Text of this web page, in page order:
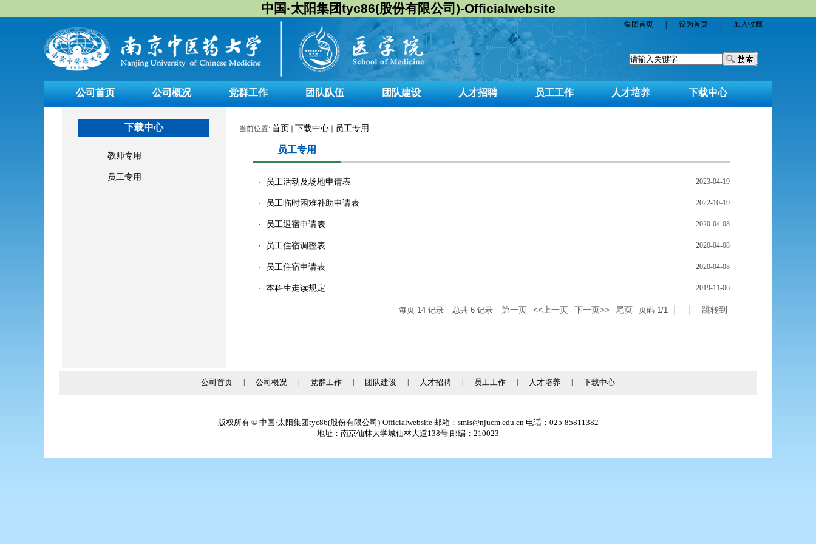
中国·太阳集团tyc86(股份有限公司)-Officialwebsite
集团首页 设为首页 加入收藏
公司首页 公司概况 党群工作 团队队伍 团队建设 人才招聘 员工工作 人才培养 下载中心
下载中心
教师专用
员工专用
当前位置: 首页 下载中心 员工专用
员工专用
・ 员工活动及场地申请表 2023-04-19
・ 员工临时困难补助申请表 2022-10-19
・ 员工退宿申请表 2020-04-08
・ 员工住宿调整表 2020-04-08
・ 员工住宿申请表 2020-04-08
・ 本科生走读规定 2019-11-06
每页 14 记录 总共 6 记录 第一页 <<上一页 下一页>> 尾页 页码 1/1 跳转到
公司首页 公司概况 党群工作 团队建设 人才招聘 员工工作 人才培养 下载中心
版权所有 © 中国·太阳集团tyc86(股份有限公司)-Officialwebsite 邮箱：smls@njucm.edu.cn 电话：025-85811382
地址：南京仙林大学城仙林大道138号 邮编：210023